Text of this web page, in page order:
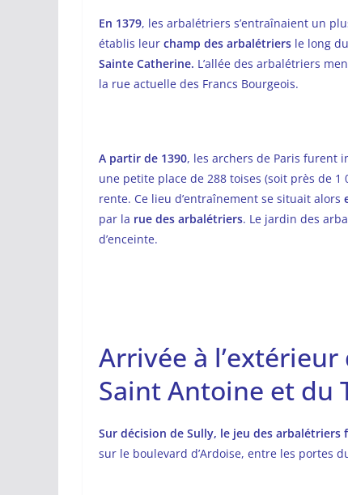
En 1379, les arbalétriers s’entraînaient un
établis leur champ des arbalétriers le long
Sainte Catherine. L’allée des arbalétriers
la rue actuelle des Francs Bourgeois.
A partir de 1390, les archers de Paris furent
une petite place de 288 toises (soit près de
rente. Ce lieu d’entraînement se situait alors
par la rue des arbalétriers. Le jardin des
d’enceinte.
Arrivée à
Saint Antoine et du
Sur décision de Sully, le jeu des arbalétriers
sur le boulevard d’Ardoise, entre les portes